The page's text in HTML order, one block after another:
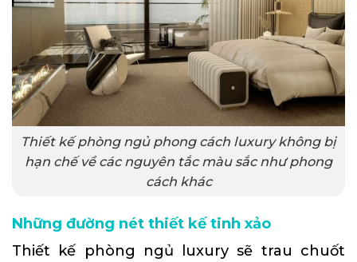
Thiết kế phòng ngủ phong cách luxury không bị
hạn chế về các nguyên tắc màu sắc như phong
cách khác
Những đường nét thiết kế tinh xảo
Thiết kế phòng ngủ luxury sẽ trau chuốt